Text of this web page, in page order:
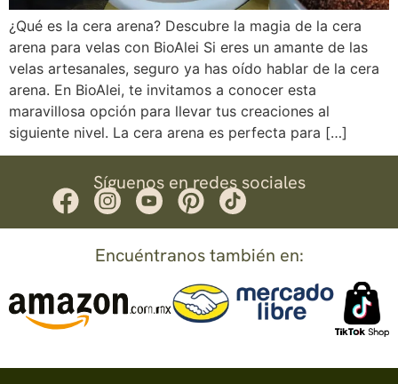
¿Qué es la cera arena? Descubre la magia de la cera
arena para velas con BioAlei Si eres un amante de las
velas artesanales, seguro ya has oído hablar de la cera
arena. En BioAlei, te invitamos a conocer esta
maravillosa opción para llevar tus creaciones al
siguiente nivel. La cera arena es perfecta para […]
Síguenos en redes sociales
Encuéntranos también en: